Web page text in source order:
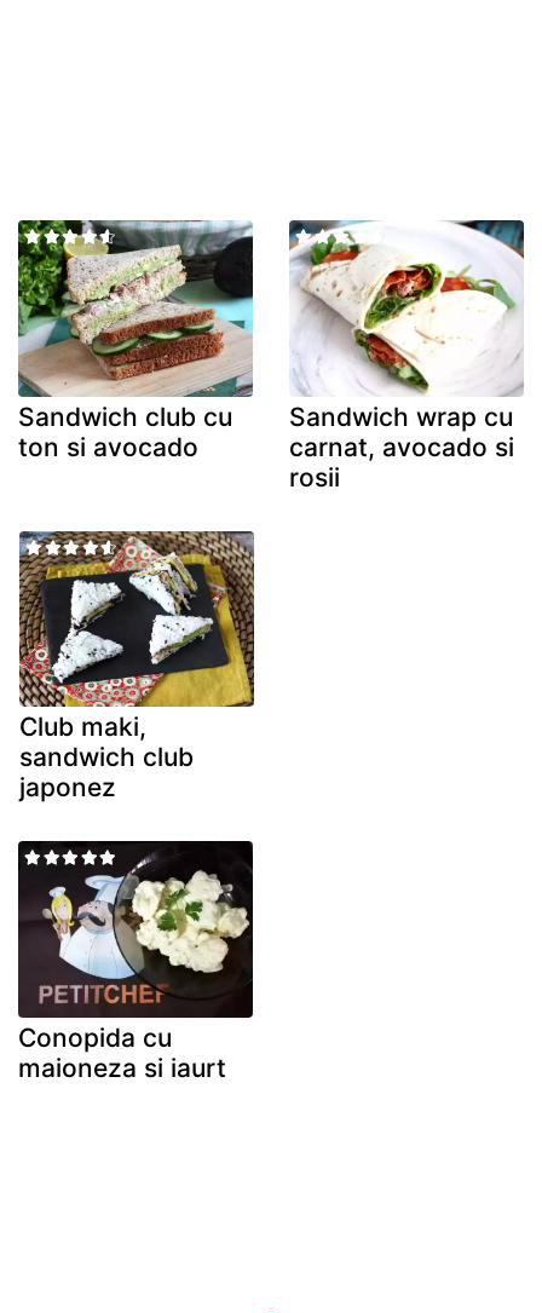
Sandwich club cu
ton si avocado
Sandwich wrap cu
carnat, avocado si
rosii
Club maki,
sandwich club
japonez
Conopida cu
maioneza si iaurt